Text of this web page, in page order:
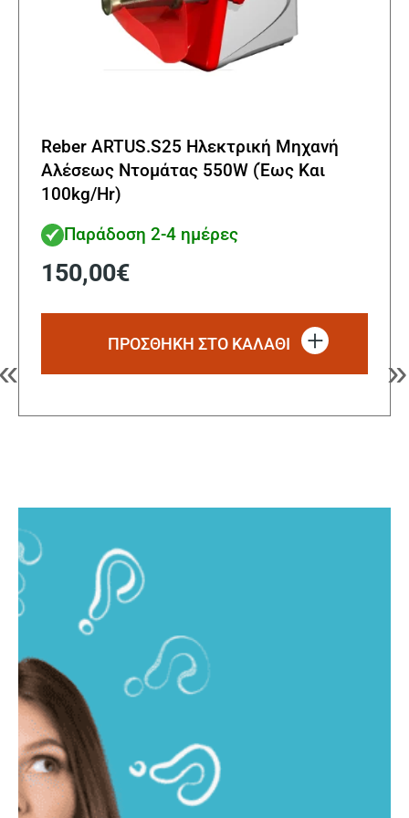
Reber ARTUS.S25 Ηλεκτρική Μηχανή
Αλέσεως Ντομάτας 550W (Έως Και
100kg/Hr)
Παράδοση 2-4 ημέρες
150,00€
ΠΡΟΣΘΗΚΗ ΣΤΟ ΚΑΛΑΘΙ
»